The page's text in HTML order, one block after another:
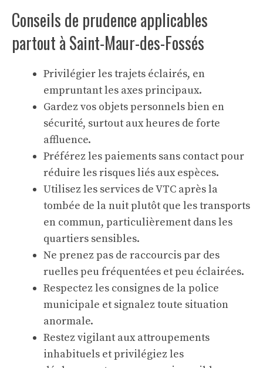
Conseils de prudence applicables
partout à Saint-Maur-des-Fossés
Privilégier les trajets éclairés, en
empruntant les axes principaux.
Gardez vos objets personnels bien en
sécurité, surtout aux heures de forte
affluence.
Préférez les paiements sans contact pour
réduire les risques liés aux espèces.
Utilisez les services de VTC après la
tombée de la nuit plutôt que les transports
en commun, particulièrement dans les
quartiers sensibles.
Ne prenez pas de raccourcis par des
ruelles peu fréquentées et peu éclairées.
Respectez les consignes de la police
municipale et signalez toute situation
anormale.
Restez vigilant aux attroupements
inhabituels et privilégiez les